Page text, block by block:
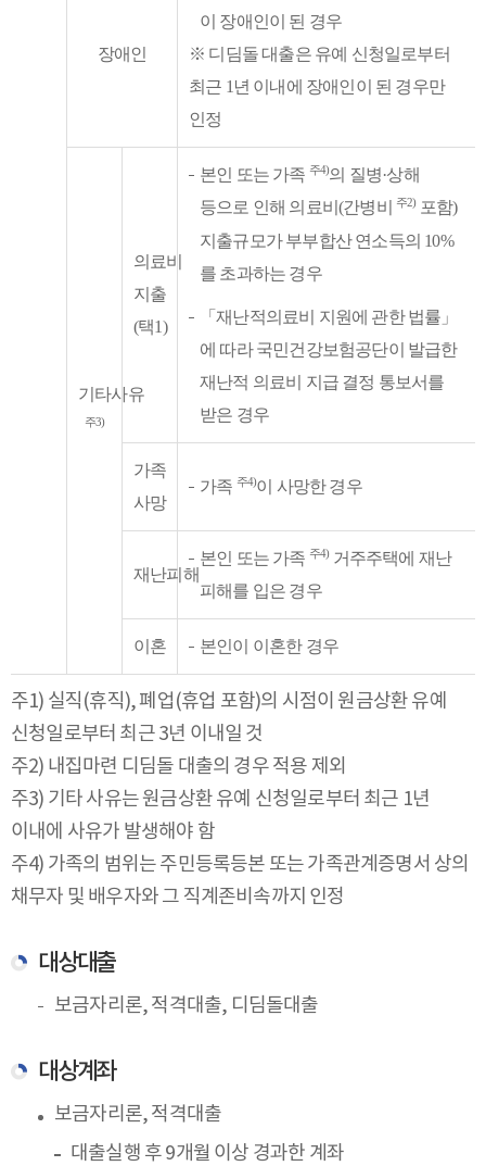
장애인
이 장애인이 된 경우
※ 디딤돌 대출은 유예 신청일로부터
최근 1년 이내에 장애인이 된 경우만
인정
기타사유
주3)
의료비
지출
(택1)
본인 또는 가족 주4)의 질병·상해
등으로 인해 의료비(간병비
주2)포함)
지출규모가 부부합산 연소득의 10%
를 초과하는 경우
「재난적의료비 지원에 관한 법률」
에 따라 국민건강보험공단이 발급한
재난적 의료비 지급 결정 통보서를
받은 경우
가족
사망
가족 주4)이 사망한 경우
재난피해
본인 또는 가족 주4)거주주택에 재난
피해를 입은 경우
이혼 본인이 이혼한 경우
주1) 실직(휴직), 폐업(휴업 포함)의 시점이 원금상환 유예
신청일로부터 최근 3년 이내일 것
주2) 내집마련 디딤돌 대출의 경우 적용 제외
주3) 기타 사유는 원금상환 유예 신청일로부터 최근 1년
이내에 사유가 발생해야 함
주4) 가족의 범위는 주민등록등본 또는 가족관계증명서 상의
채무자 및 배우자와 그 직계존비속까지 인정
대상대출
보금자리론, 적격대출, 디딤돌대출
대상계좌
보금자리론, 적격대출
대출실행 후 9개월 이상 경과한 계좌